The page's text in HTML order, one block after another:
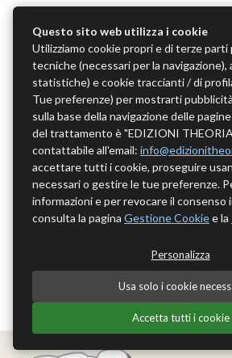
Questo sito web utilizza i cookie
Utilizziamo cookie propri e di terze parti
tecniche (necessari per la navigazione),
statistiche) e cookie traccianti / di
Tue preferenze) per mostrarti
sulla base della navigazione delle
del trattamento è "EDIZIONI THEORIA
contattabile all'email:
accettare tutti i cookie, proseguire
necessari o gestire le tue preferenze.
informazioni e per revocare il consenso
consulta la pagina Gestione Cookiee la
Personalizza
Usa solo i cookie
Accetta tutti i cookie